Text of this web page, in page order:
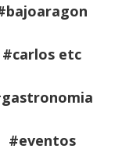
#carlos etc
#eventos